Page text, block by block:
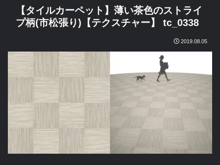
【タイルカーペット】薄い茶色のストライ
プ柄(市松張り)【テクスチャー】 tc_0338
2019.08.05